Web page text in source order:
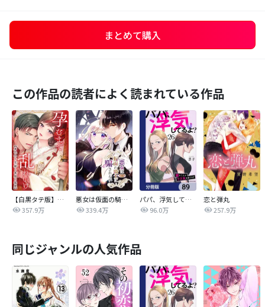
まとめて購入
この作品の読者によく読まれている作品
【白黒タテ版】孕むまで乱れいけ～身代わり花嫁と軍服の猛愛
357.9万
悪女は仮面の騎士に騙されない
339.4万
パパ、浮気してるよ？娘と二人でクズ夫を捨てます【分冊版】
96.0万
恋と弾丸
257.9万
同じジャンルの人気作品